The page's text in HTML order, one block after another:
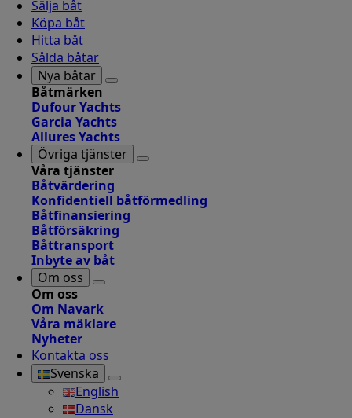
Sälja båt
Köpa båt
Hitta båt
Sålda båtar
Nya båtar
Båtmärken
Dufour Yachts
Garcia Yachts
Allures Yachts
Övriga tjänster
Våra tjänster
Båtvärdering
Konfidentiell båtförmedling
Båtfinansiering
Båtförsäkring
Båttransport
Inbyte av båt
Om oss
Om oss
Om Navark
Våra mäklare
Nyheter
Kontakta oss
Svenska
English
Dansk